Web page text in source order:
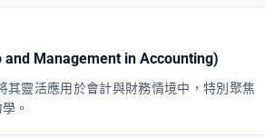
Management in Accounting)
其靈活應用於會計與財務情境中，特別聚焦
。